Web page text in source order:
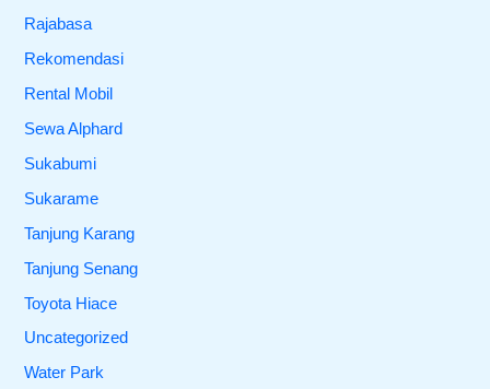
Rajabasa
Rekomendasi
Rental Mobil
Sewa Alphard
Sukabumi
Sukarame
Tanjung Karang
Tanjung Senang
Toyota Hiace
Uncategorized
Water Park